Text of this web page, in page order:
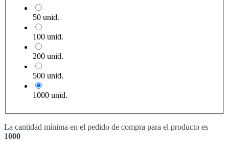
50 unid.
100 unid.
200 unid.
500 unid.
1000 unid.
La cantidad mínima en el pedido de compra para el producto es
1000